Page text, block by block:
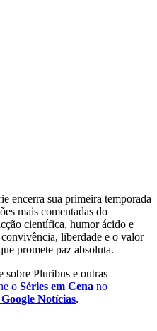
encerra sua primeira temporada
mais comentadas do
científica, humor ácido e
liberdade e o valor
promete paz absoluta.
sobre Pluribus e outras
o Séries em Cena no
Notícias.